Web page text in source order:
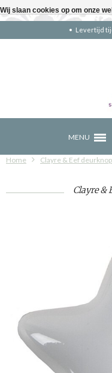
MENU
Home Clayre & Eef
Clayre &
Wij slaan cookies op om onze